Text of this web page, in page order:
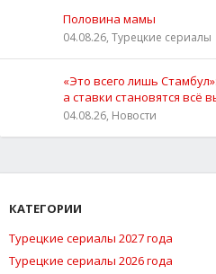
Половина мамы
04.08.26, Турецкие сериалы
«Это всего лишь
а ставки становятся всё
04.08.26, Новости
КАТЕГОРИИ
Турецкие сериалы 2027 года
Турецкие сериалы 2026 года